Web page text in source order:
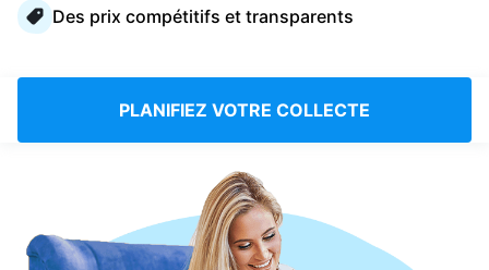
Téléchargez notre application mobile
Suivez-nous
Des prix compétitifs et transparents
PLANIFIEZ VOTRE COLLECTE